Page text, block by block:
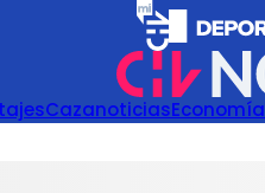
CazanoticiasEconomía